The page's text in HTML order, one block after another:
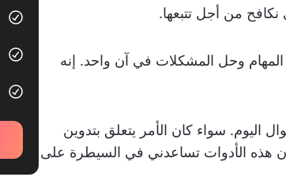
نكافح من أجل تتبعها.
وحل المشكلات في آن واحد. إنه
اليوم. سواء كان الأمر يتعلق بتدوين
هذه الأدوات تساعدني في السيطرة على